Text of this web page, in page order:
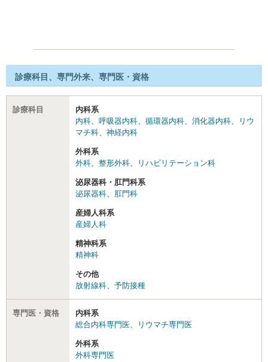
診療科目、専門外来、専門医・資格
診療科目
内科系
内科
呼吸器内科 循環器内科 消化器内科
リウ
マチ科
神経内科
外科系
外科
整形外科 リハビリテーション科
泌尿器科・肛門科系
泌尿器科
肛門科
産婦人科系
産婦人科
精神科系
精神科
その他
放射線科
予防接種
専門医・資格
内科系
総合内科専門医
リウマチ専門医
外科系
外科専門医